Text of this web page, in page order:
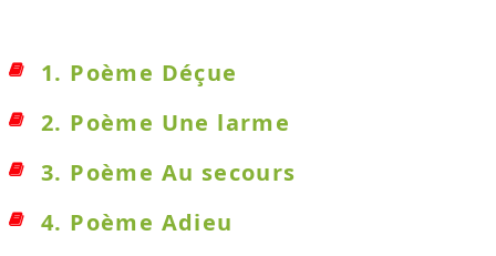
1. Poème Déçue
2. Poème Une larme
3. Poème Au secours
4. Poème Adieu